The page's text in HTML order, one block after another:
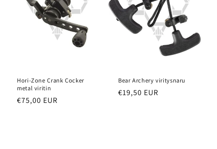
Hori-Zone Crank Cocker
metal viritin
Normaalihinta
€75,00 EUR
Bear Archery viritysnaru
Normaalihinta
€19,50 EUR